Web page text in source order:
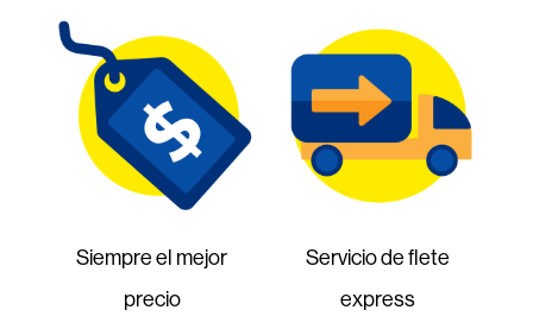
Siempre el mejor
precio
Servicio de flete
express